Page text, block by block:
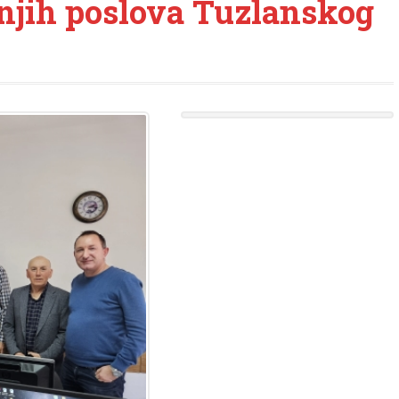
poslova Tuzlanskog